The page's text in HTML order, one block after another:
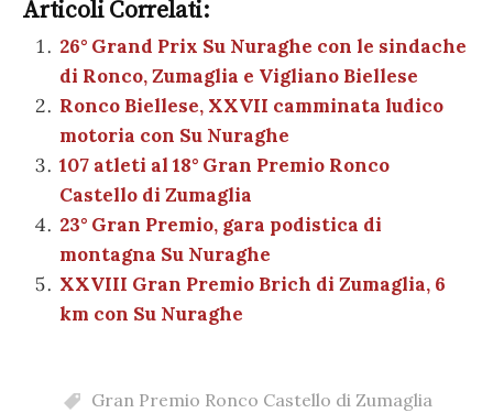
e
b
o
o
k
te
r
es
t A
p
p
g
er
a
m
dI
n
et
ai
l
n
di
vi
di
Articoli Correlati:
26° Grand Prix Su Nuraghe con le sindache
di Ronco, Zumaglia e Vigliano Biellese
Ronco Biellese, XXVII camminata ludico
motoria con Su Nuraghe
107 atleti al 18° Gran Premio Ronco
Castello di Zumaglia
23° Gran Premio, gara podistica di
montagna Su Nuraghe
XXVIII Gran Premio Brich di Zumaglia, 6
km con Su Nuraghe
Gran Premio Ronco Castello di Zumaglia